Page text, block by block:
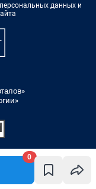
0
данных и